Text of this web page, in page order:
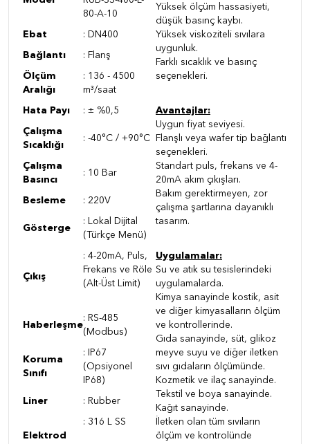
80-A-10
Ebat : DN400
Bağlantı : Flanş
Ölçüm
Aralığı
: 136 - 4500
m³/saat
Hata Payı : ± %0,5
Çalışma
Sıcaklığı
: -40°C / +90°C
Çalışma
Basıncı
: 10 Bar
Besleme : 220V
Gösterge
: Lokal Dijital
(Türkçe Menü)
Çıkış
: 4-20mA, Puls,
Frekans ve Röle
(Alt-Üst Limit)
Haberleşme
: RS-485
(Modbus)
Koruma
Sınıfı
:
IP67
(Opsiyonel
IP68)
Liner : Rubber
Elektrod
: 316 L SS
Yüksek ölçüm hassasiyeti,
düşük basınç kaybı.
Yüksek viskoziteli sıvılara
uygunluk.
Farklı sıcaklık ve basınç
seçenekleri.
Avantajlar:
Uygun fiyat seviyesi.
Flanşlı veya wafer tip bağlantı
seçenekleri.
Standart puls, frekans ve 4-
20mA akım çıkışları.
Bakım gerektirmeyen, zor
çalışma şartlarına dayanıklı
tasarım.
Uygulamalar:
Su ve atık su tesislerindeki
uygulamalarda.
Kimya sanayinde kostik, asit
ve diğer kimyasalların ölçüm
ve kontrollerinde.
Gıda sanayinde, süt, glikoz
meyve suyu ve diğer iletken
sıvı gıdaların ölçümünde.
Kozmetik ve ilaç sanayinde.
Tekstil ve boya sanayinde.
Kağıt sanayinde.
İletken olan tüm sıvıların
ölçüm ve kontrolünde